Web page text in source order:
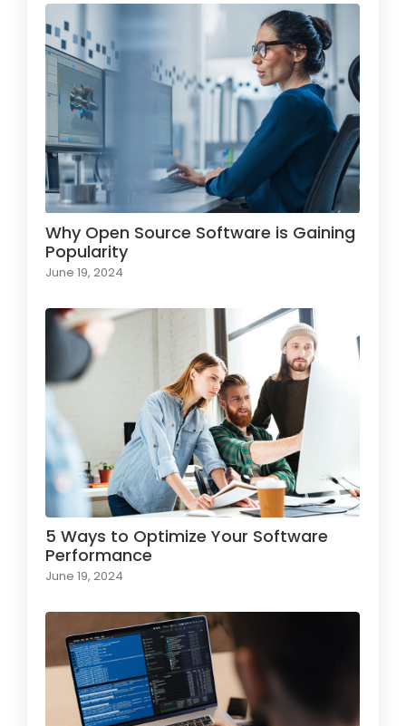
Why Open Source Software is Gaining
Popularity
June 19, 2024
5 Ways to Optimize Your Software
Performance
June 19, 2024